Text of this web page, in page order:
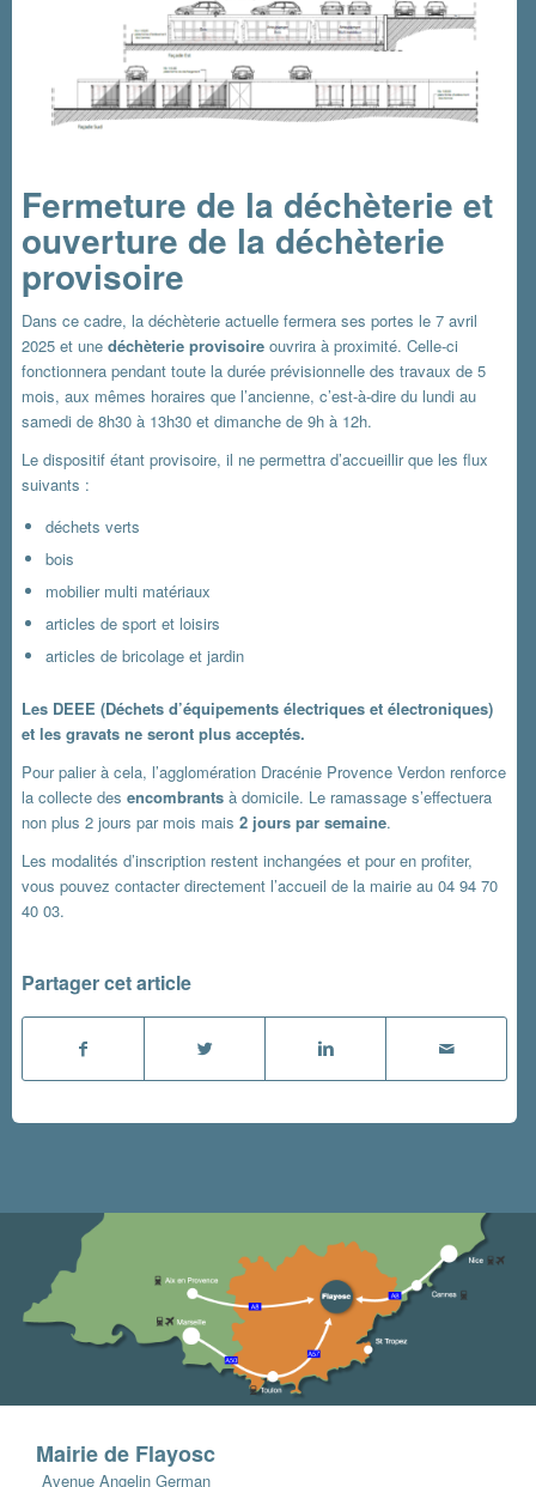
Fermeture de la déchèterie et
ouverture de la déchèterie
provisoire
Dans ce cadre, la déchèterie actuelle fermera ses portes le 7 avril
2025 et unedéchèterie provisoire ouvrira à proximité. Celle-ci
fonctionnera pendant toute la durée prévisionnelle des travaux de 5
mois, aux mêmes horaires que l’ancienne, c’est-à-dire du lundi au
samedi de 8h30 à 13h30 et dimanche de 9h à 12h.
Le dispositif étant provisoire, il ne permettra d’accueillir que les flux
suivants :
déchets verts
bois
mobilier multi matériaux
articles de sport et loisirs
articles de bricolage et jardin
Les DEEE (Déchets d’équipements électriques et électroniques)
et les gravats ne seront plus acceptés.
Pour palier à cela, l’agglomération Dracénie Provence Verdon renforce
la collecte desencombrants à domicile. Le ramassage s’effectuera
non plus 2 jours par mois mais2 jours par semaine.
Les modalités d’inscription restent inchangées et pour en profiter,
vous pouvez contacter directement l’accueil de la mairie au 04 94 70
40 03.
Partager cet article
Mairie de Flayosc
Avenue Angelin German